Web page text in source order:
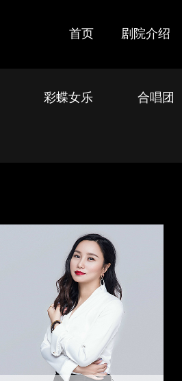
首页 剧院介绍
彩蝶女乐 合唱团